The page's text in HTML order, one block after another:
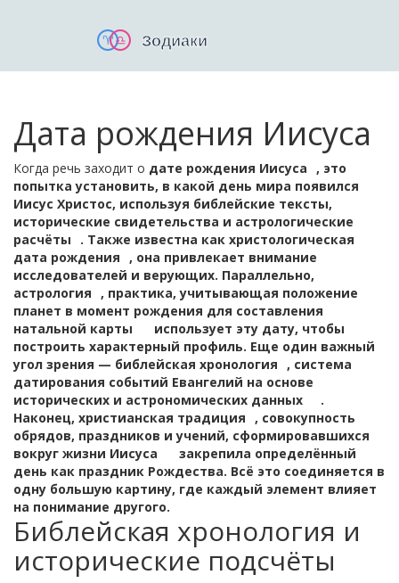
Дата рождения Иисуса
Когда речь заходит о дате рождения Иисуса , это
попытка установить, в какой день мира появился
Иисус Христос, используя библейские тексты,
исторические свидетельства и астрологические
расчёты
. Также известна как христологическая
дата рождения
, она привлекает внимание
исследователей и верующих. Параллельно,
астрология
, практика, учитывающая положение
планет в момент рождения для составления
натальной карты
использует эту дату, чтобы
построить характерный профиль. Еще один важный
угол зрения — библейская хронология , система
датирования событий Евангелий на основе
исторических и астрономических данных
.
Наконец, христианская традиция , совокупность
обрядов, праздников и учений, сформировавшихся
вокруг жизни Иисуса
закрепила определённый
день как праздник Рождества. Всё это соединяется в
одну большую картину, где каждый элемент влияет
на понимание другого.
Библейская хронология и
исторические подсчёты